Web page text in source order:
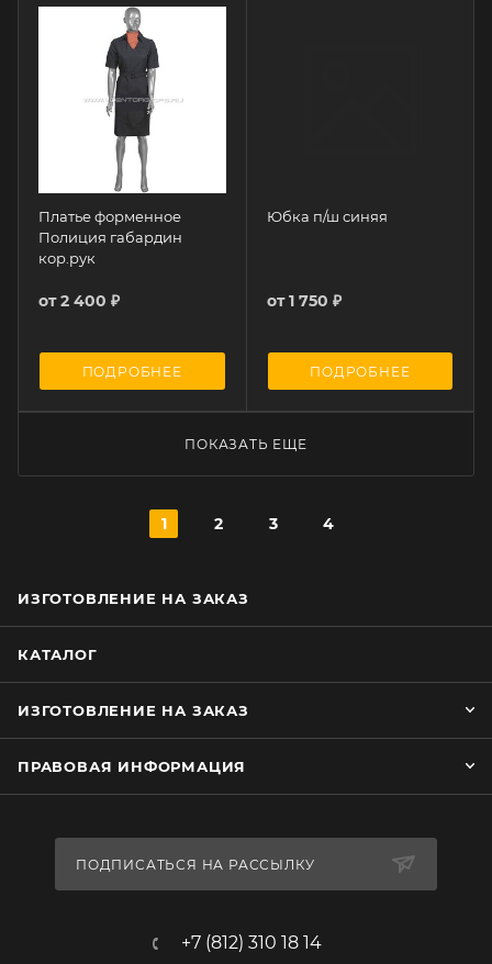
Платье форменное
Полиция габардин
кор.рук
от2 400 ₽
ПОДРОБНЕЕ
Юбка п/ш синяя
от1 750 ₽
ПОДРОБНЕЕ
ПОКАЗАТЬ ЕЩЕ
1 2 3 4
ИЗГОТОВЛЕНИЕ НА ЗАКАЗ
КАТАЛОГ
ИЗГОТОВЛЕНИЕ НА ЗАКАЗ
ПРАВОВАЯ ИНФОРМАЦИЯ
ПОДПИСАТЬСЯ НА РАССЫЛКУ
+7 (812) 310 18 14